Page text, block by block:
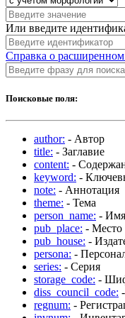
Или введите
Справка о
Поисковые поля:
author: - Автор
title: - Заглавие
content: -
keyword: -
note: - Аннотация
theme: - Тема
person_name: -
pub_place: - Место
pub_house: -
persona: -
series: - Серия
storage_code: -
diss_council_code:
regnum: -